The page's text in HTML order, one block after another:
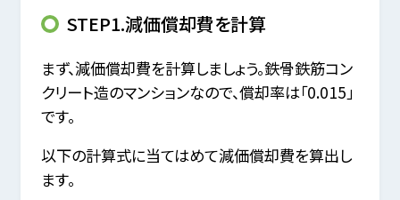
STEP1.減価償却費を計算
まず、減価償却費を計算しましょう。鉄骨鉄筋コン
クリート造のマンションなので、償却率は「0.015」
です。
以下の計算式に当てはめて減価償却費を算出し
ます。